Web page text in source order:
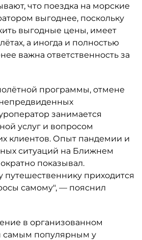
что поездка на морские
выгоднее, поскольку
выгодные цены, имеет
а иногда и полностью
важна ответственность за
программы, отмене
занимается
услуг и вопросом
клиентов. Опыт пандемии и
ситуаций на Ближнем
показывал.
путешественнику приходится
самому", — пояснил
в организованном
самым популярным у